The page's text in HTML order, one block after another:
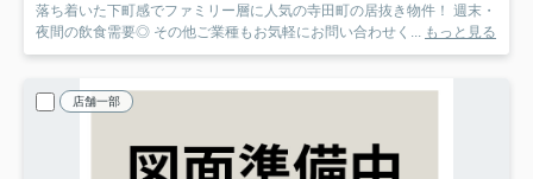
落ち着いた下町感でファミリー層に人気の寺田町の居抜き物件！ 週末・
夜間の飲食需要◎ その他ご業種もお気軽にお問い合わせく...
もっと見る
店舗一部